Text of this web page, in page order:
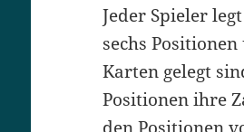
Jeder Spieler
sechs
Karten gelegt
Positionen ihre